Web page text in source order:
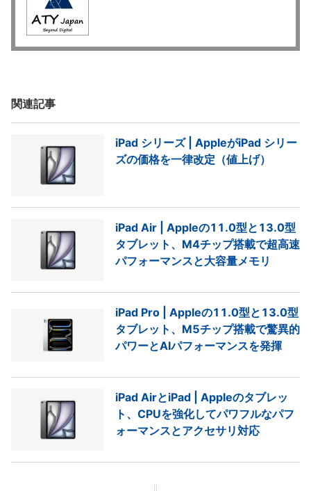
関連記事
iPad シリーズ | AppleがiPad シリー
ズの価格を一律改定（値上げ）
iPad Air | Appleの11.0型と13.0型
タブレット、M4チップ搭載で超高速
パフォーマンスと大容量メモリ
iPad Pro | Appleの11.0型と13.0型
タブレット、M5チップ搭載で驚異的
パワーとAIパフォーマンスを発揮
iPad AirとiPad | Appleのタブレッ
ト、CPUを強化してパワフルなパフ
ォーマンスとアクセサリ対応